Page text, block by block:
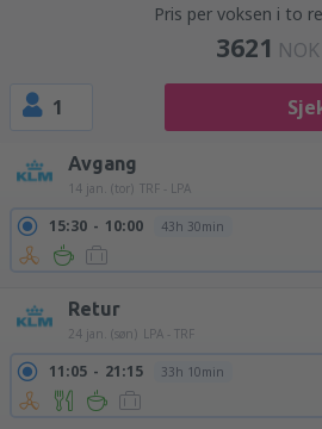
Pris per voksen i to
3621 NOK
1
Avgang
14 jan. (tor) TRF - LPA
15:30 10:00 43h 30min
Retur
24 jan. (søn) LPA - TRF
11:05 21:15 33h 10min